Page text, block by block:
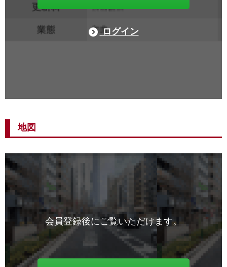
ログイン
地図
会員登録後にご覧いただけます。